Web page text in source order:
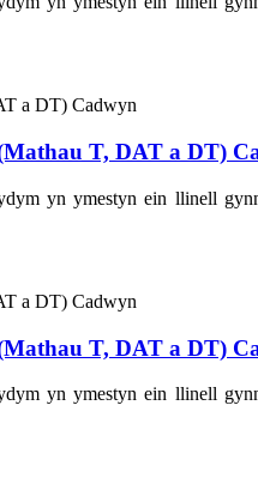
T, DAT a DT)
yn ymestyn ein llinell
T, DAT a DT)
yn ymestyn ein llinell